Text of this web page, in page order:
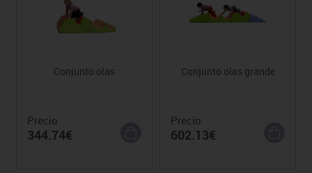
Conjunto olas
Precio
344.74€
Conjunto olas grande
Precio
602.13€